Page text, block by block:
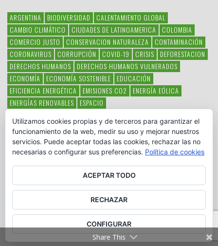
ARGENTINA BIODIVERSIDAD
CALENTAMIENTO GLOBAL
CAMBIO CLIMÁTICO
CIUDADES DE LATINOAMERICA
COLOMBIA
COMERCIO JUSTO
CONSERVACION NATURALEZA
CONTAMINACIÓN
CORONAVIRUS
CORRUPCIÓN COVID-19 CRISIS
DEFORESTACION
DERECHOS HUMANOS
DERECHOS HUMANOS VULNERADOS
ECONOMÍA
ECONOMÍA SOSTENIBLE
EDUCACIÓN
EFICIENCIA ENERGÉTICA
EMISIONES CO2
ENERGÍA EÓLICA
ENERGÍAS RENOVABLES
ESPACIO
HAMBRE LATINOAMÉRICA MEDIO AMBIENTE
MÉXICO
OBJETIVOS DEL MILENIO
ONGS PAZ POBREZA POESÍA
POLITICA
PUEBLOS INDÍGENAS RSC RSE
SOBERANÍA ALIMENTARIA
SOLIDARIDAD SOSTENIBILIDAD TECNOLOGÍA VERTIDO PETROLEO
Copyright © www.otromundoesposible.net. All Rights Reserved.
Share This
Utilizamos cookies propias y de terceros para garantizar el
funcionamiento de la web, medir su uso y mejorar nuestros
servicios. Puede aceptar todas las cookies, rechazar las no
necesarias o configurar sus preferencias. Política de cookies
ACEPTAR TODO
RECHAZAR
CONFIGURAR